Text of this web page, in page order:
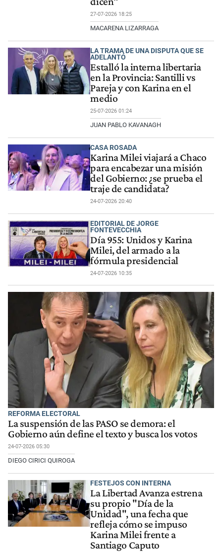
27-07-2026 18:25
MACARENA LIZARRAGA
LA TRAMA DE UNA DISPUTA QUE SE
ADELANTÓ
Estalló la interna libertaria
en la Provincia: Santilli vs
Pareja y con Karina en el
medio
25-07-2026 01:24
JUAN PABLO KAVANAGH
CASA ROSADA
Karina Milei viajará a Chaco
para encabezar una misión
del Gobierno: ¿se prueba el
traje de candidata?
24-07-2026 20:40
EDITORIAL DE JORGE
FONTEVECCHIA
Día 955: Unidos y Karina
Milei, del armado a la
fórmula presidencial
24-07-2026 10:35
REFORMA ELECTORAL
La suspensión de las PASO se demora: el
Gobierno aún define el texto y busca los votos
24-07-2026 05:30
DIEGO CIRICI QUIROGA
FESTEJOS CON INTERNA
La Libertad Avanza estrena
su propio "Día de la
Unidad", una fecha que
refleja cómo se impuso
Karina Milei frente a
Santiago Caputo